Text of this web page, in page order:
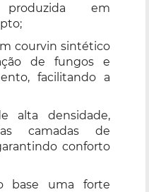
em
courvin sintético
de fungos e
facilitando a
alta densidade,
camadas de
conforto
base uma forte